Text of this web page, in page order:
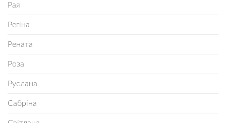
Рая
Регіна
Рената
Роза
Руслана
Сабріна